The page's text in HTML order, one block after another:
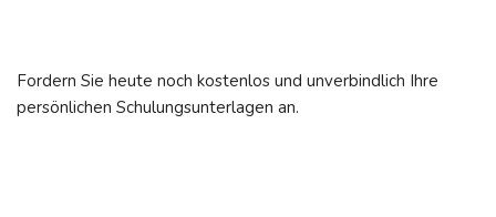
Fordern Sie heute noch kostenlos und unverbindlich Ihre
persönlichen Schulungsunterlagen an.